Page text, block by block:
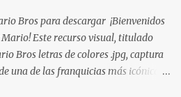
Bros para descargar ¡Bienvenidos
Este recurso visual, titulado
Bros letras de colores .jpg, captura
una de las franquicias más icónicas